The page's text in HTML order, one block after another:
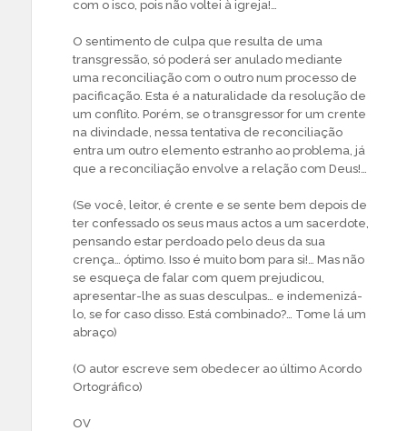
com o isco, pois não voltei à igreja!…
O sentimento de culpa que resulta de uma
transgressão, só poderá ser anulado mediante
uma reconciliação com o outro num processo de
pacificação. Esta é a naturalidade da resolução de
um conflito. Porém, se o transgressor for um crente
na divindade, nessa tentativa de reconciliação
entra um outro elemento estranho ao problema, já
que a reconciliação envolve a relação com Deus!…
(Se você, leitor, é crente e se sente bem depois de
ter confessado os seus maus actos a um sacerdote,
pensando estar perdoado pelo deus da sua
crença… óptimo. Isso é muito bom para si!… Mas não
se esqueça de falar com quem prejudicou,
apresentar-lhe as suas desculpas… e indemenizá-
lo, se for caso disso. Está combinado?… Tome lá um
abraço)
(O autor escreve sem obedecer ao último Acordo
Ortográfico)
OV